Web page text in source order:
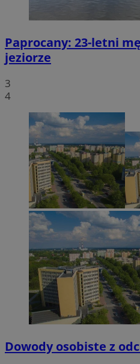
Paprocany: 23-letni
jeziorze
3
4
Dowody osobiste z